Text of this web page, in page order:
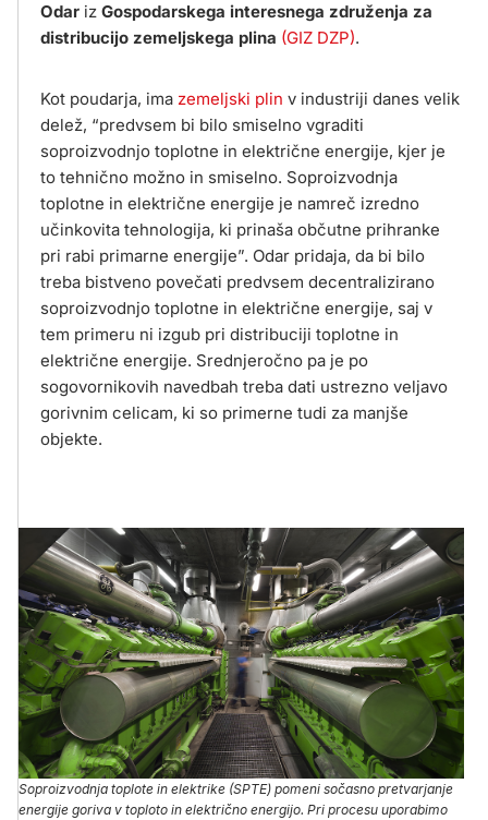
Odar iz Gospodarskega interesnega združenja za
distribucijo zemeljskega plina (GIZ DZP).
Kot poudarja, ima zemeljski plin v industriji danes velik
delež, “predvsem bi bilo smiselno vgraditi
soproizvodnjo toplotne in električne energije, kjer je
to tehnično možno in smiselno. Soproizvodnja
toplotne in električne energije je namreč izredno
učinkovita tehnologija, ki prinaša občutne prihranke
pri rabi primarne energije”. Odar pridaja, da bi bilo
treba bistveno povečati predvsem decentralizirano
soproizvodnjo toplotne in električne energije, saj v
tem primeru ni izgub pri distribuciji toplotne in
električne energije. Srednjeročno pa je po
sogovornikovih navedbah treba dati ustrezno veljavo
gorivnim celicam, ki so primerne tudi za manjše
objekte.
Soproizvodnja toplote in elektrike (SPTE) pomeni sočasno pretvarjanje
energije goriva v toploto in električno energijo. Pri procesu uporabimo